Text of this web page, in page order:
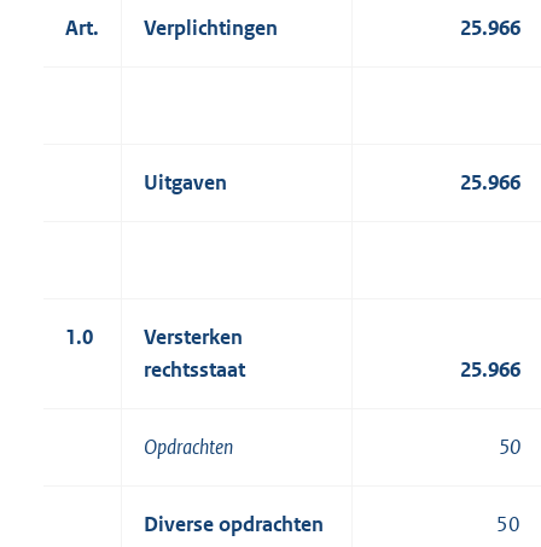
Art. Verplichtingen 25.966
Uitgaven 25.966
1.0
Versterken
rechtsstaat
25.966
Opdrachten 50
Diverse opdrachten 50